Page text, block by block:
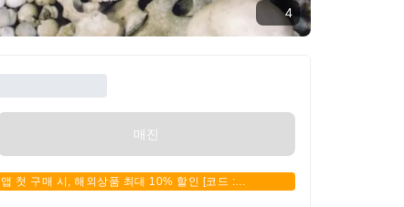
4
매진
앱 첫 구매 시, 해외상품 최대 10% 할인 [코드 :